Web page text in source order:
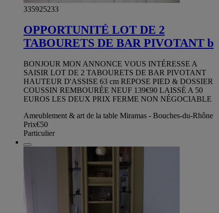
335925233
OPPORTUNITÉ LOT DE 2
TABOURETS DE BAR PIVOTANT b
BONJOUR MON ANNONCE VOUS INTÉRESSE A
SAISIR LOT DE 2 TABOURETS DE BAR PIVOTANT
HAUTEUR D'ASSISE 63 cm REPOSE PIED & DOSSIER
COUSSIN REMBOURÉE NEUF 139€90 LAISSÉ A 50
EUROS LES DEUX PRIX FERME NON NÉGOCIABLE
Ameublement & art de la table Miramas - Bouches-du-Rhône
Prix€50
Particulier